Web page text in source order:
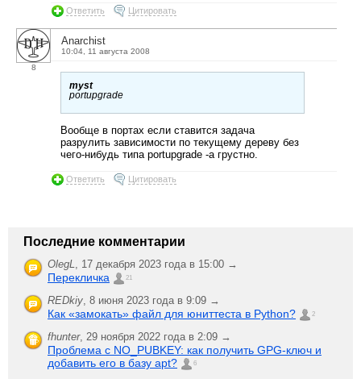
Ответить Цитировать
8
Anarchist
10:04, 11 августа 2008
myst
portupgrade
Вообще в портах если ставится задача
разрулить зависимости по текущему дереву без
чего-нибудь типа portupgrade -a грустно.
Ответить Цитировать
Последние комментарии
OlegL, 17 декабря 2023 года в 15:00 →
Перекличка 21
REDkiy, 8 июня 2023 года в 9:09 →
Как «замокать» файл для юниттеста в Python? 2
fhunter, 29 ноября 2022 года в 2:09 →
Проблема с NO_PUBKEY: как получить GPG-ключ и
добавить его в базу apt?
6